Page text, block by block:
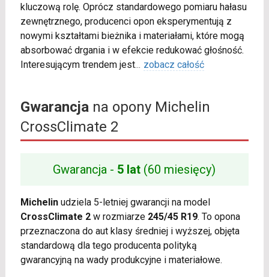
kluczową rolę. Oprócz standardowego pomiaru hałasu
zewnętrznego, producenci opon eksperymentują z
nowymi kształtami bieżnika i materiałami, które mogą
absorbować drgania i w efekcie redukować głośność.
Interesującym trendem jest... zobacz całość
Gwarancjana opony Michelin
CrossClimate 2
Gwarancja - 5 lat (60 miesięcy)
Michelinudziela 5-letniej gwarancji na model
CrossClimate 2w rozmiarze 245/45 R19. To opona
przeznaczona do aut klasy średniej i wyższej, objęta
standardową dla tego producenta polityką
gwarancyjną na wady produkcyjne i materiałowe.